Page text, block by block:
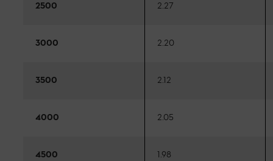
2500 2.27
3000 2.20
3500 2.12
4000 2.05
4500 1.98